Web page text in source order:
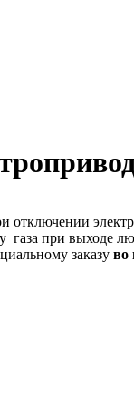
отключении
при выходе
заказу во